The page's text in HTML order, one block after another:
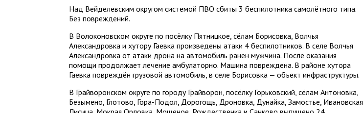
Над Вейделевским округом системой ПВО сбиты 3 беспилотника самолётного типа.
Без повреждений.
В Волоконовском округе по посёлку Пятницкое, сёлам Борисовка, Волчья
Александровка и хутору Гаевка произведены атаки 4 беспилотников. В селе Волчья
Александровка от атаки дрона на автомобиль ранен мужчина. После оказания
помощи продолжает лечение амбулаторно. Машина повреждена. В районе хутора
Гаевка повреждён грузовой автомобиль, в селе Борисовка — объект инфраструктуры.
В Грайворонском округе по городу Грайворон, посёлку Горьковский, сёлам Антоновка,
Безымено, Глотово, Гора-Подол, Дорогощь, Дроновка, Дунайка, Замостье, Ивановская